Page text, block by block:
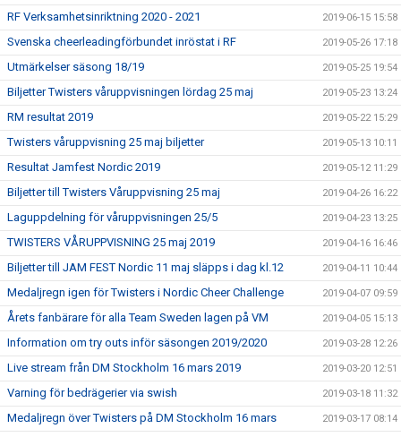
RF Verksamhetsinriktning 2020 - 2021 2019-06-15 15:58
Svenska cheerleadingförbundet inröstat i RF 2019-05-26 17:18
Utmärkelser säsong 18/19 2019-05-25 19:54
Biljetter Twisters våruppvisningen lördag 25 maj 2019-05-23 13:24
RM resultat 2019 2019-05-22 15:29
Twisters våruppvisning 25 maj biljetter 2019-05-13 10:11
Resultat Jamfest Nordic 2019 2019-05-12 11:29
Biljetter till Twisters Våruppvisning 25 maj 2019-04-26 16:22
Laguppdelning för våruppvisningen 25/5 2019-04-23 13:25
TWISTERS VÅRUPPVISNING 25 maj 2019 2019-04-16 16:46
Biljetter till JAM FEST Nordic 11 maj släpps i dag kl.12 2019-04-11 10:44
Medaljregn igen för Twisters i Nordic Cheer Challenge 2019-04-07 09:59
Årets fanbärare för alla Team Sweden lagen på VM 2019-04-05 15:13
Information om try outs inför säsongen 2019/2020 2019-03-28 12:26
Live stream från DM Stockholm 16 mars 2019 2019-03-20 12:51
Varning för bedrägerier via swish 2019-03-18 11:32
Medaljregn över Twisters på DM Stockholm 16 mars 2019-03-17 08:14